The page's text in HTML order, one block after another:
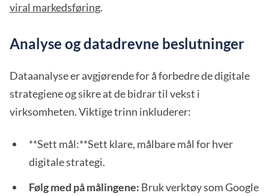
viral markedsføring.
Analyse og datadrevne beslutninger
Dataanalyse er avgjørende for å forbedre de digitale
strategiene og sikre at de bidrar til vekst i
virksomheten. Viktige trinn inkluderer:
**Sett mål:**Sett klare, målbare mål for hver
digitale strategi.
Følg med på målingene: Bruk verktøy som Google